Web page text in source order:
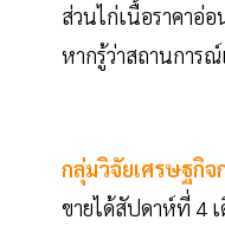
ส่วนไก่เนื้อ​ราคาอ่
หากรู้ว่าสถานการ
กลุ่มวิจัยเศรษฐกิ
ขายได้สัปดาห์ที่ 4